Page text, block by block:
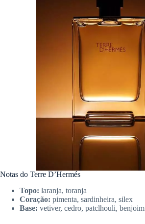
Notas do Terre D’Hermés
Topo: laranja, toranja
Coração: pimenta, sardinheira, silex
Base: vetiver, cedro, patclhouli, benjoim